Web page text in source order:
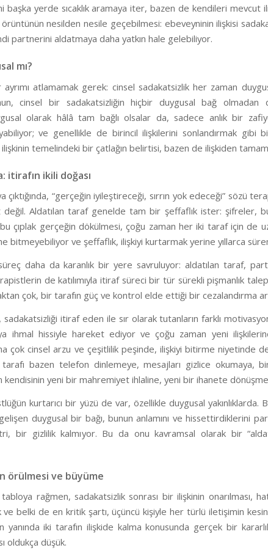
başka yerde sıcaklık aramaya iter, bazen de kendileri mevcut
örüntünün nesilden nesile geçebilmesi: ebeveyninin ilişkisi
partnerini aldatmaya daha yatkın hale gelebiliyor.
mı?
atlamamak gerek: cinsel sadakatsizlik her zaman
cinsel bir sadakatsizliğin hiçbir duygusal bağ olmadan
olarak hâlâ tam bağlı olsalar da, sadece anlık bir
ve genellikle de birincil ilişkilerini sonlandırmak
ilişkinin temelindeki bir çatlağın belirtisi, bazen de ilişkiden
itirafın ikili doğası
çıktığında, “gerçeğin iyileştireceği, sırrın yok edeceği” sözü
Aldatılan taraf genelde tam bir şeffaflık ister: şifreler,
çıplak gerçeğin dökülmesi, çoğu zaman her iki taraf için de
bitmeyebiliyor ve şeffaflık, ilişkiyi kurtarmak yerine yıllarca
daha da karanlık bir yere savruluyor: aldatılan taraf,
de katılımıyla itiraf süreci bir tür sürekli pişmanlık
çok, bir tarafın güç ve kontrol elde ettiği bir cezalandırma
itiraf eden ile sır olarak tutanların farklı
ihmal hissiyle hareket ediyor ve çoğu zaman yeni
çok cinsel arzu ve çeşitlilik peşinde, ilişkiyi bitirme niyetinde
tarafı bazen telefon dinlemeye, mesajları gizlice
kendisinin yeni bir mahremiyet ihlaline, yeni bir ihanete
kurtarıcı bir yüzü de var, özellikle duygusal yakınlıklarda.
duygusal bir bağı, bunun anlamını ve hissettirdiklerini
bir gizlilik kalmıyor. Bu da onu kavramsal olarak bir
örülmesi ve büyüme
rağmen, sadakatsizlik sonrası bir ilişkinin
ve belki de en kritik şartı, üçüncü kişiyle her türlü iletişimin
yanında iki tarafın ilişkide kalma konusunda gerçek bir
oldukça düşük.